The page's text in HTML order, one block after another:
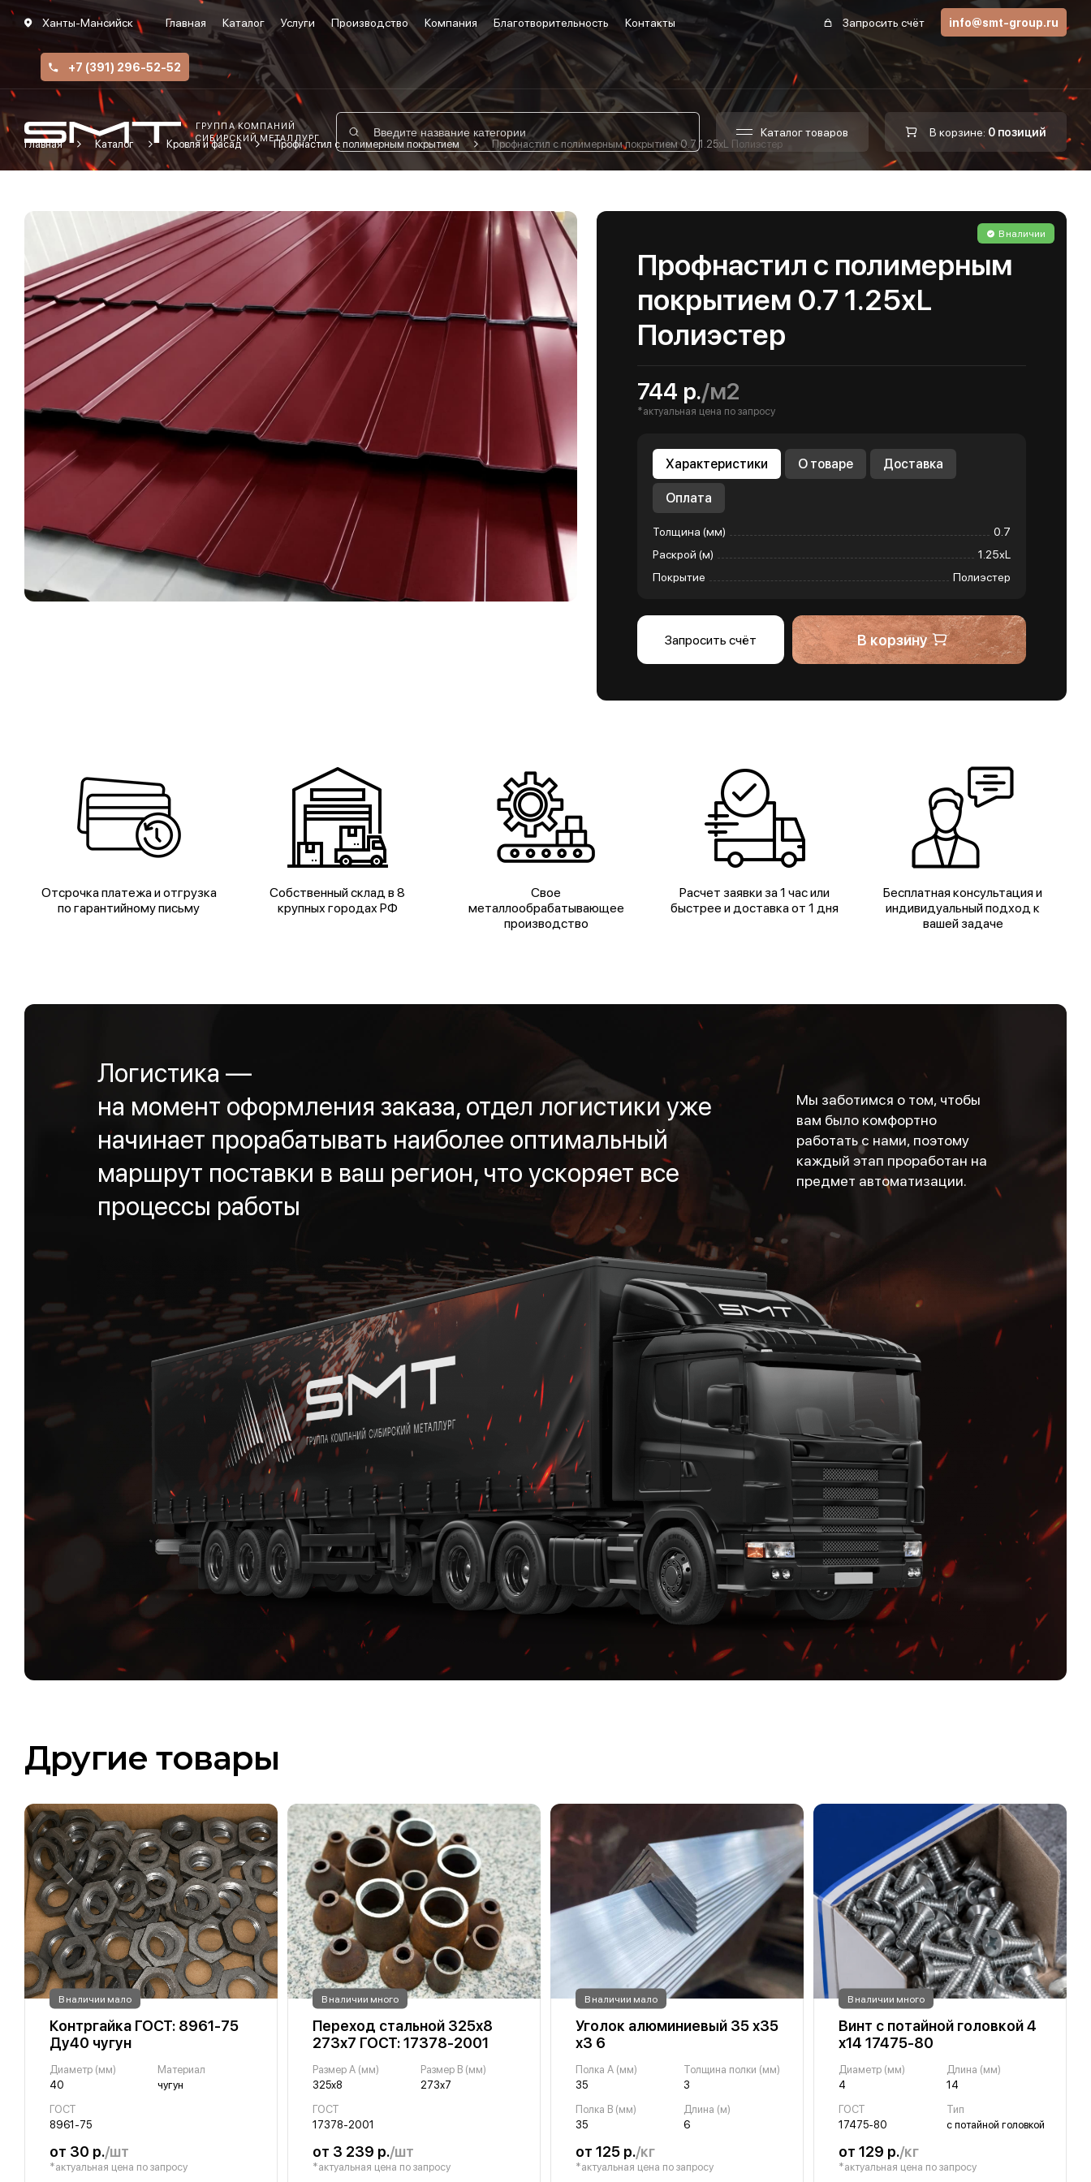
Ханты-Мансийск Главная Каталог Услуги Производство Компания Благотворительность Контакты Запросить счёт info@smt-group.ru
+7 (391) 296-52-52
ГРУППА КОМПАНИЙ
СИБИРСКИЙ МЕТАЛЛУРГ
Каталог товаров В корзине: 0 позиций
Главная Каталог Кровля и фасад Профнастил с полимерным покрытием Профнастил с полимерным покрытием 0.7 1.25хL Полиэстер
В наличии
Профнастил с полимерным
покрытием 0.7 1.25хL
Полиэстер
744 р./м2
*актуальная цена по запросу
Характеристики О товаре Доставка
Оплата
Толщина (мм)
0.7
Раскрой (м)
1.25хL
Покрытие
Полиэстер
Запросить счёт В корзину
Отсрочка платежа и отгрузка
по гарантийному письму
Собственный склад в 8
крупных городах РФ
Свое
металлообрабатывающее
производство
Расчет заявки за 1 час или
быстрее и доставка от 1 дня
Бесплатная консультация и
индивидуальный подход к
вашей задаче
Логистика —
на момент оформления заказа, отдел логистики уже
начинает прорабатывать наиболее оптимальный
маршрут поставки в ваш регион, что ускоряет все
процессы работы
Мы заботимся о том, чтобы
вам было комфортно
работать с нами, поэтому
каждый этап проработан на
предмет автоматизации.
Другие товары
В наличии мало
Контргайка ГОСТ: 8961-75
Ду40 чугун
Диаметр (мм)
40
Материал
чугун
ГОСТ
8961-75
от 30 р./шт
*актуальная цена по запросу
В наличии много
Переход стальной 325х8
273х7 ГОСТ: 17378-2001
Размер A (мм)
325х8
Размер B (мм)
273х7
ГОСТ
17378-2001
от 3 239 р./шт
*актуальная цена по запросу
В наличии мало
Уголок алюминиевый 35 х35
х3 6
Полка A (мм)
35
Толщина полки (мм)
3
Полка B (мм)
35
Длина (м)
6
от 125 р./кг
*актуальная цена по запросу
В наличии много
Винт с потайной головкой 4
х14 17475-80
Диаметр (мм)
4
Длина (мм)
14
ГОСТ
17475-80
Тип
с потайной головкой
от 129 р./кг
*актуальная цена по запросу